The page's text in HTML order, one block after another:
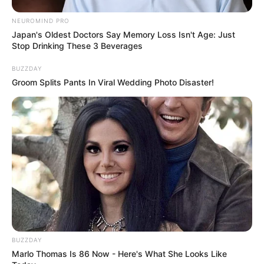
Mengaku coblos dua kali
Pada 2024, ia pernah mengaku telah memilih Jokowi sebagai
presiden sebanyak dua kali. Hal ini dinilai janggal karena saat itu
usianya baru 23 sehingga harusnya ia baru mencoblos sekali.
NEUROMIND PRO
Japan's Oldest Doctors Say Memory Loss Isn't Age: Just
Stop Drinking These 3 Beverages
BUZZDAY
Groom Splits Pants In Viral Wedding Photo Disaster!
BUZZDAY
Marlo Thomas Is 86 Now - Here's What She Looks Like